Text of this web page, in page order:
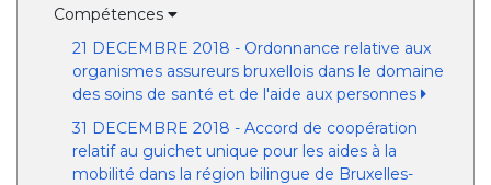
Compétences
21 DECEMBRE 2018 - Ordonnance relative aux
organismes assureurs bruxellois dans le domaine
des soins de santé et de l'aide aux personnes
31 DECEMBRE 2018 - Accord de coopération
relatif au guichet unique pour les aides à la
mobilité dans la région bilingue de Bruxelles-